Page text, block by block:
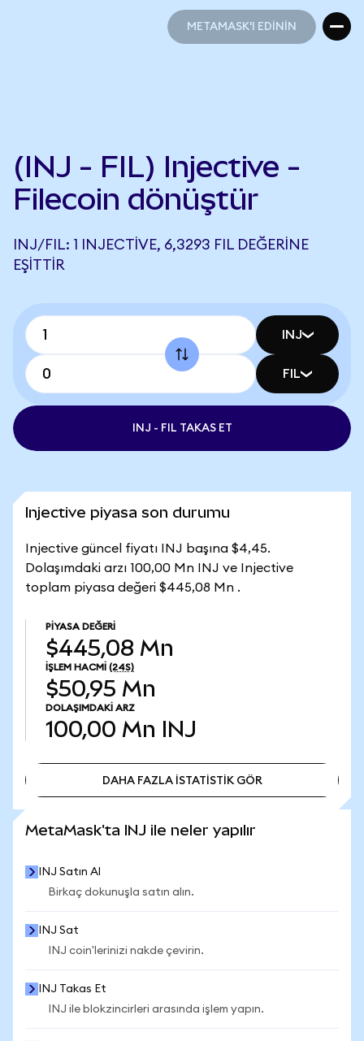
METAMASK'I EDİNİN
(INJ - FIL) Injective -
Filecoin dönüştür
INJ/FIL: 1 INJECTIVE, 6,3293 FIL DEĞERINE
EŞITTIR
INJ
FIL
INJ - FIL TAKAS ET
Injective piyasa son durumu
Injective güncel fiyatı INJ başına $4,45.
Dolaşımdaki arzı 100,00 Mn INJ ve Injective
toplam piyasa değeri $445,08 Mn .
PIYASA DEĞERI
$445,08 Mn
İŞLEM HACMI (24S)
$50,95 Mn
DOLAŞIMDAKI ARZ
100,00 Mn INJ
DAHA FAZLA İSTATİSTİK GÖR
MetaMask'ta INJ ile neler yapılır
INJ Satın Al
Birkaç dokunuşla satın alın.
INJ Sat
INJ coin'lerinizi nakde çevirin.
INJ Takas Et
INJ ile blokzincirleri arasında işlem yapın.